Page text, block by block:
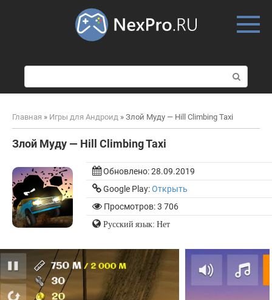
о
и
к
Главная » Игры для Андроид » Злой Муду — Hill Climbing Taxi
Злой Муду — Hill Climbing Taxi
Обновлено:28.09.2019
Google Play:Открыть
Просмотров: 3 706
Русский язык: Нет